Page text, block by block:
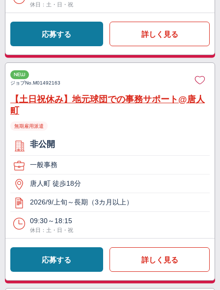
休日：土・日・祝
応募する 詳しく見る
NEW
ジョブNo.M01492163
【土日祝休み】地元球団での事務サポート@唐人
町
無期雇用派遣
非公開
一般事務
唐人町 徒歩18分
2026/9/上旬～長期（3カ月以上）
09:30～18:15
休日：土・日・祝
応募する 詳しく見る